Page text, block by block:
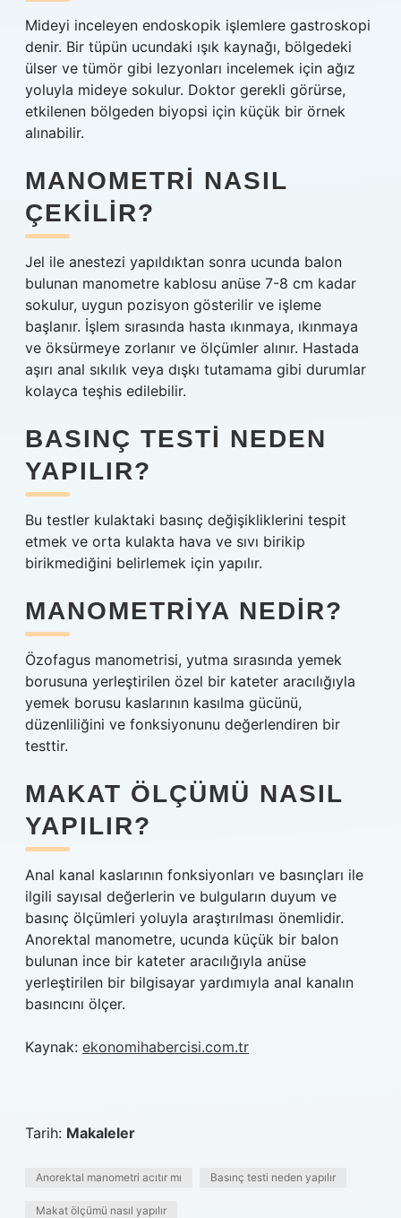
Mideyi inceleyen endoskopik işlemlere gastroskopi
denir. Bir tüpün ucundaki ışık kaynağı, bölgedeki
ülser ve tümör gibi lezyonları incelemek için ağız
yoluyla mideye sokulur. Doktor gerekli görürse,
etkilenen bölgeden biyopsi için küçük bir örnek
alınabilir.
MANOMETRI NASIL
ÇEKILIR?
Jel ile anestezi yapıldıktan sonra ucunda balon
bulunan manometre kablosu anüse 7-8 cm kadar
sokulur, uygun pozisyon gösterilir ve işleme
başlanır. İşlem sırasında hasta ıkınmaya, ıkınmaya
ve öksürmeye zorlanır ve ölçümler alınır. Hastada
aşırı anal sıkılık veya dışkı tutamama gibi durumlar
kolayca teşhis edilebilir.
BASINÇ TESTI NEDEN
YAPILIR?
Bu testler kulaktaki basınç değişikliklerini tespit
etmek ve orta kulakta hava ve sıvı birikip
birikmediğini belirlemek için yapılır.
MANOMETRIYA NEDIR?
Özofagus manometrisi, yutma sırasında yemek
borusuna yerleştirilen özel bir kateter aracılığıyla
yemek borusu kaslarının kasılma gücünü,
düzenliliğini ve fonksiyonunu değerlendiren bir
testtir.
MAKAT ÖLÇÜMÜ NASIL
YAPILIR?
Anal kanal kaslarının fonksiyonları ve basınçları ile
ilgili sayısal değerlerin ve bulguların duyum ve
basınç ölçümleri yoluyla araştırılması önemlidir.
Anorektal manometre, ucunda küçük bir balon
bulunan ince bir kateter aracılığıyla anüse
yerleştirilen bir bilgisayar yardımıyla anal kanalın
basıncını ölçer.
Kaynak: ekonomihabercisi.com.tr
Tarih: Makaleler
Anorektal manometri acıtır mı Basınç testi neden yapılır
Makat ölçümü nasıl yapılır